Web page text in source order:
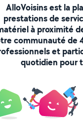
AlloVoisins est la
prestations de
à proximité
communauté de
et
quotidien pour